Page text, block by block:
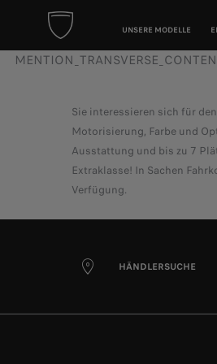
UNSERE MODELLE
Sie interessieren sich für
Motorisierung, Farbe und
Ausstattung und bis zu 7
Extraklasse! In Sachen
Verfügung.
HÄNDLERSUCHE